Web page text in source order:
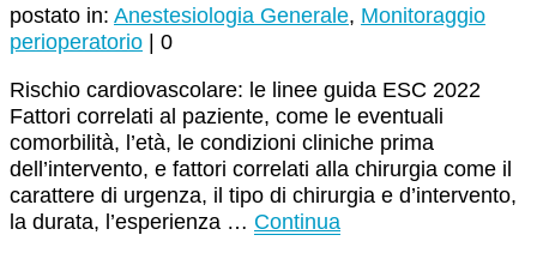
postato in: Anestesiologia Generale, Monitoraggio
perioperatorio | 0
Rischio cardiovascolare: le linee guida ESC 2022
Fattori correlati al paziente, come le eventuali
comorbilità, l’età, le condizioni cliniche prima
dell’intervento, e fattori correlati alla chirurgia come il
carattere di urgenza, il tipo di chirurgia e d’intervento,
la durata, l’esperienza … Continua